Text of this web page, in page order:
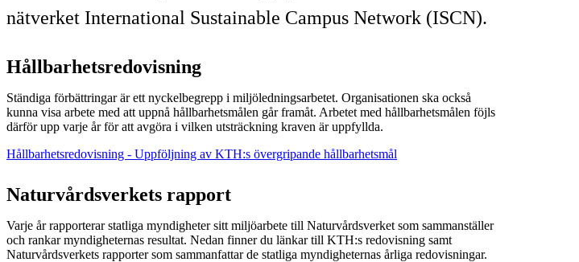
nätverket International Sustainable Campus Network (ISCN).
Hållbarhetsredovisning
Ständiga förbättringar är ett nyckelbegrepp i miljöledningsarbetet. Organisationen ska också
kunna visa arbete med att uppnå hållbarhetsmålen går framåt. Arbetet med hållbarhetsmålen föjls
därför upp varje år för att avgöra i vilken utsträckning kraven är uppfyllda.
Hållbarhetsredovisning - Uppföljning av KTH:s övergripande hållbarhetsmål
Naturvårdsverkets rapport
Varje år rapporterar statliga myndigheter sitt miljöarbete till Naturvårdsverket som sammanställer
och rankar myndigheternas resultat. Nedan finner du länkar till KTH:s redovisning samt
Naturvårdsverkets rapporter som sammanfattar de statliga myndigheternas årliga redovisningar.